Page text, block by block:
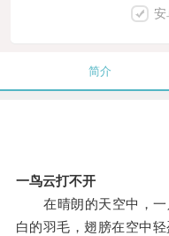
安
简介
一鸟云打不开
在晴朗的天空中，一
白的羽毛，翅膀在空中轻